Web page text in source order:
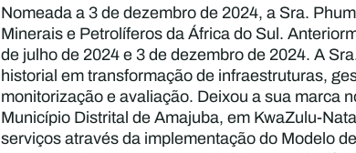
Nomeada a 3 de dezembro de 2024, a Sra.
Minerais e Petrolíferos da África do Sul.
de julho de 2024 e 3 de dezembro de 2024. A
historial em transformação de infraestruturas,
monitorização e avaliação. Deixou a sua marca
Município Distrital de Amajuba, em KwaZulu-
serviços através da implementação do Modelo